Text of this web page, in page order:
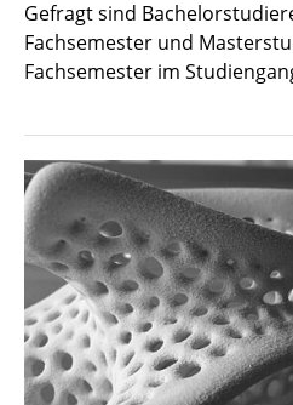
Gefragt sind
Fachsemester und
Fachsemester im